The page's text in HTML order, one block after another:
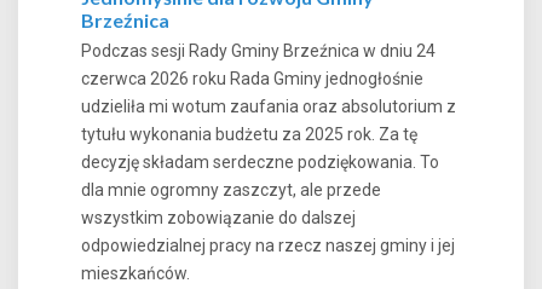
Brzeźnica
Podczas sesji Rady Gminy Brzeźnica w dniu 24
czerwca 2026 roku Rada Gminy jednogłośnie
udzieliła mi wotum zaufania oraz absolutorium z
tytułu wykonania budżetu za 2025 rok. Za tę
decyzję składam serdeczne podziękowania. To
dla mnie ogromny zaszczyt, ale przede
wszystkim zobowiązanie do dalszej
odpowiedzialnej pracy na rzecz naszej gminy i jej
mieszkańców.